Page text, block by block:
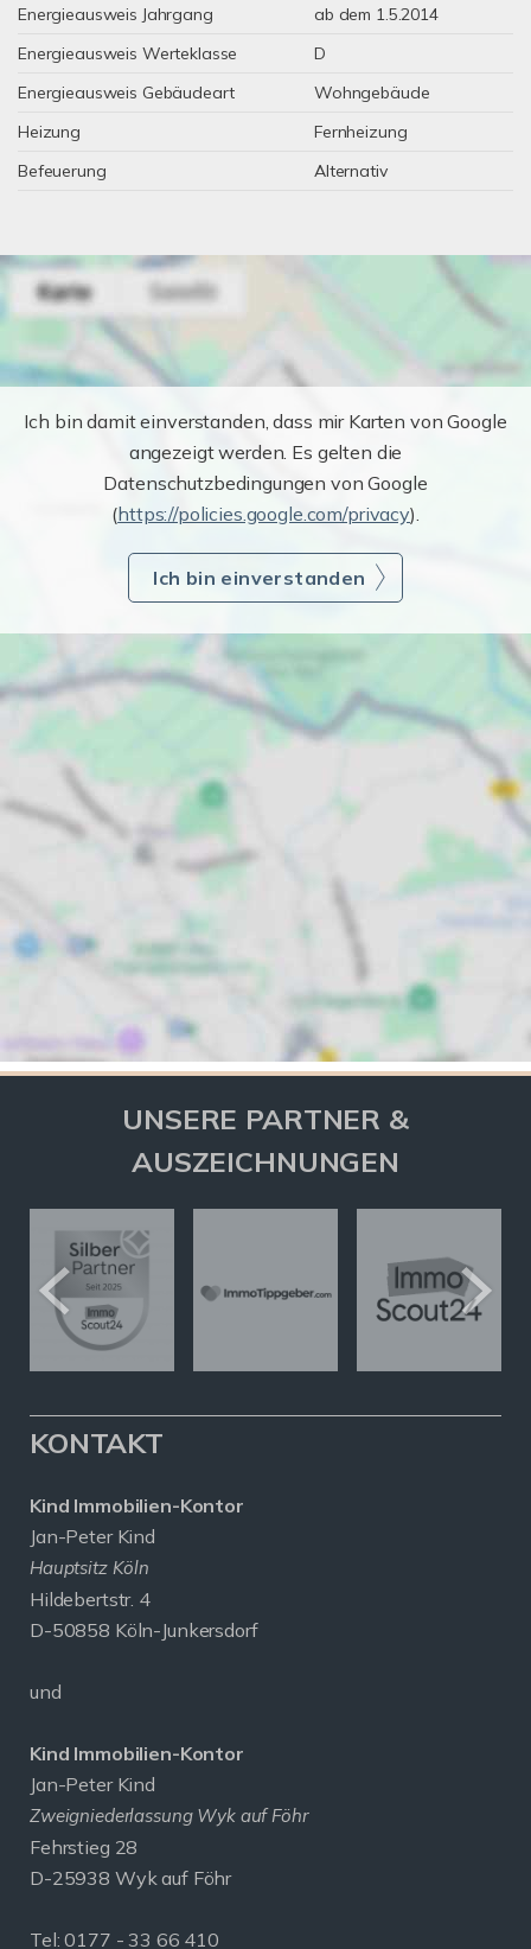
Energieausweis Jahrgang
ab dem 1.5.2014
Energieausweis Werteklasse
D
Energieausweis Gebäudeart
Wohngebäude
Heizung
Fernheizung
Befeuerung
Alternativ
Ich bin damit einverstanden, dass mir Karten von Google
angezeigt werden. Es gelten die
Datenschutzbedingungen von Google
(https://policies.google.com/privacy).
Ich bin einverstanden
UNSERE PARTNER &
AUSZEICHNUNGEN
KONTAKT
Kind Immobilien-Kontor
Jan-Peter Kind
Hauptsitz Köln
Hildebertstr. 4
D-50858 Köln-Junkersdorf
und
Kind Immobilien-Kontor
Jan-Peter Kind
Zweigniederlassung Wyk auf Föhr
Fehrstieg 28
D-25938 Wyk auf Föhr
Tel:0177 - 33 66 410